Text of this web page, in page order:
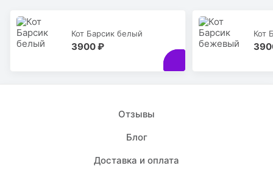
Кот Барсик белый
3900 ₽
Кот
Отзывы
Блог
Доставка и оплата